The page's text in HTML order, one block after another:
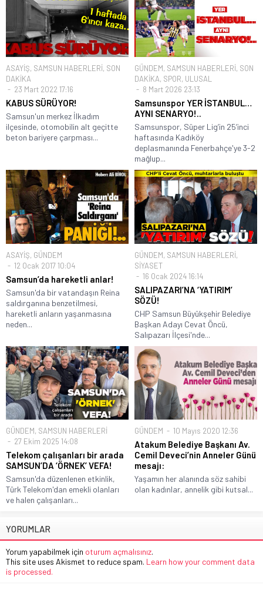
ASAYİŞ, SAMSUN HABERLERİ, SON
DAKİKA
23 Mart 2022 17:16
KABUS SÜRÜYOR!
Samsun'un merkez İlkadım
ilçesinde, otomobilin alt geçitte
beton bariyere çarpması...
GÜNDEM, SAMSUN HABERLERİ, SON
DAKİKA, SPOR, ULUSAL
8 Mart 2026 23:13
Samsunspor YER İSTANBUL…
AYNI SENARYO!..
Samsunspor, Süper Lig’in 25’inci
haftasında Kadıköy
deplasmanında Fenerbahçe'ye 3-2
mağlup...
ASAYİŞ, GÜNDEM
12 Ocak 2017 10:04
Samsun’da hareketli anlar!
Samsun'da bir vatandaşın Reina
saldırganına benzetilmesi,
hareketli anların yaşanmasına
neden...
GÜNDEM, SAMSUN HABERLERİ,
SİYASET
16 Ocak 2024 16:14
SALIPAZARI’NA ‘YATIRIM’
SÖZÜ!
CHP Samsun Büyükşehir Belediye
Başkan Adayı Cevat Öncü,
Salıpazarı İlçesi'nde...
GÜNDEM, SAMSUN HABERLERİ
27 Ekim 2025 14:08
Telekom çalışanları bir arada
SAMSUN’DA ‘ÖRNEK’ VEFA!
Samsun'da düzenlenen etkinlik,
Türk Telekom'dan emekli olanları
ve halen çalışanları...
GÜNDEM 10 Mayıs 2020 12:36
Atakum Belediye Başkanı Av.
Cemil Deveci’nin Anneler Günü
mesajı:
Yaşamın her alanında söz sahibi
olan kadınlar, annelik gibi kutsal...
YORUMLAR
Yorum yapabilmek için oturum açmalısınız.
This site uses Akismet to reduce spam. Learn how your comment data
is processed.